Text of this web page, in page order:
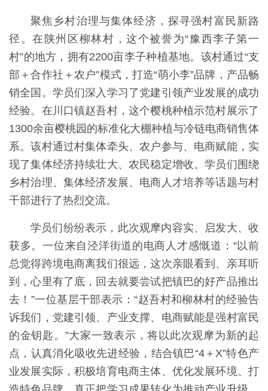
聚焦乡村治理与集体经济，探寻强村富民新路
径。在陕州区柳林村，这个被誉为“豫西李子第一
村”的地方，拥有2200亩李子种植基地。该村通过“支
部＋合作社＋农户”模式，打造“萌小李”品牌，产品畅
销全国。学员们深入学习了党建引领产业发展的成功
经验。在川口镇赵吾村，这个樱桃种植示范村展示了
1300余亩樱桃园的标准化大棚种植与冷链电商销售体
系。该村通过村集体牵头、农户参与、电商赋能，实
现了集体经济持续壮大、农民稳定增收。学员们围绕
乡村治理、集体经济发展、电商人才培养等话题与村
干部进行了热烈交流。
学员们纷纷表示，此次观摩内容实、启发大、收
获多。一位来自泾洋街道的电商人才感慨道：“以前
总觉得跨境电商离我们很远，这次亲眼看到、亲耳听
到，心里有了底，回去就要尝试把镇巴的好产品推出
去！”一位基层干部表示：“赵吾村和柳林村的经验告
诉我们，党建引领、产业支撑、电商赋能是强村富民
的金钥匙。”大家一致表示，将以此次观摩为新的起
点，认真消化吸收先进经验，结合镇巴“4＋X”特色产
业发展实际，积极培育电商主体、优化发展环境、打